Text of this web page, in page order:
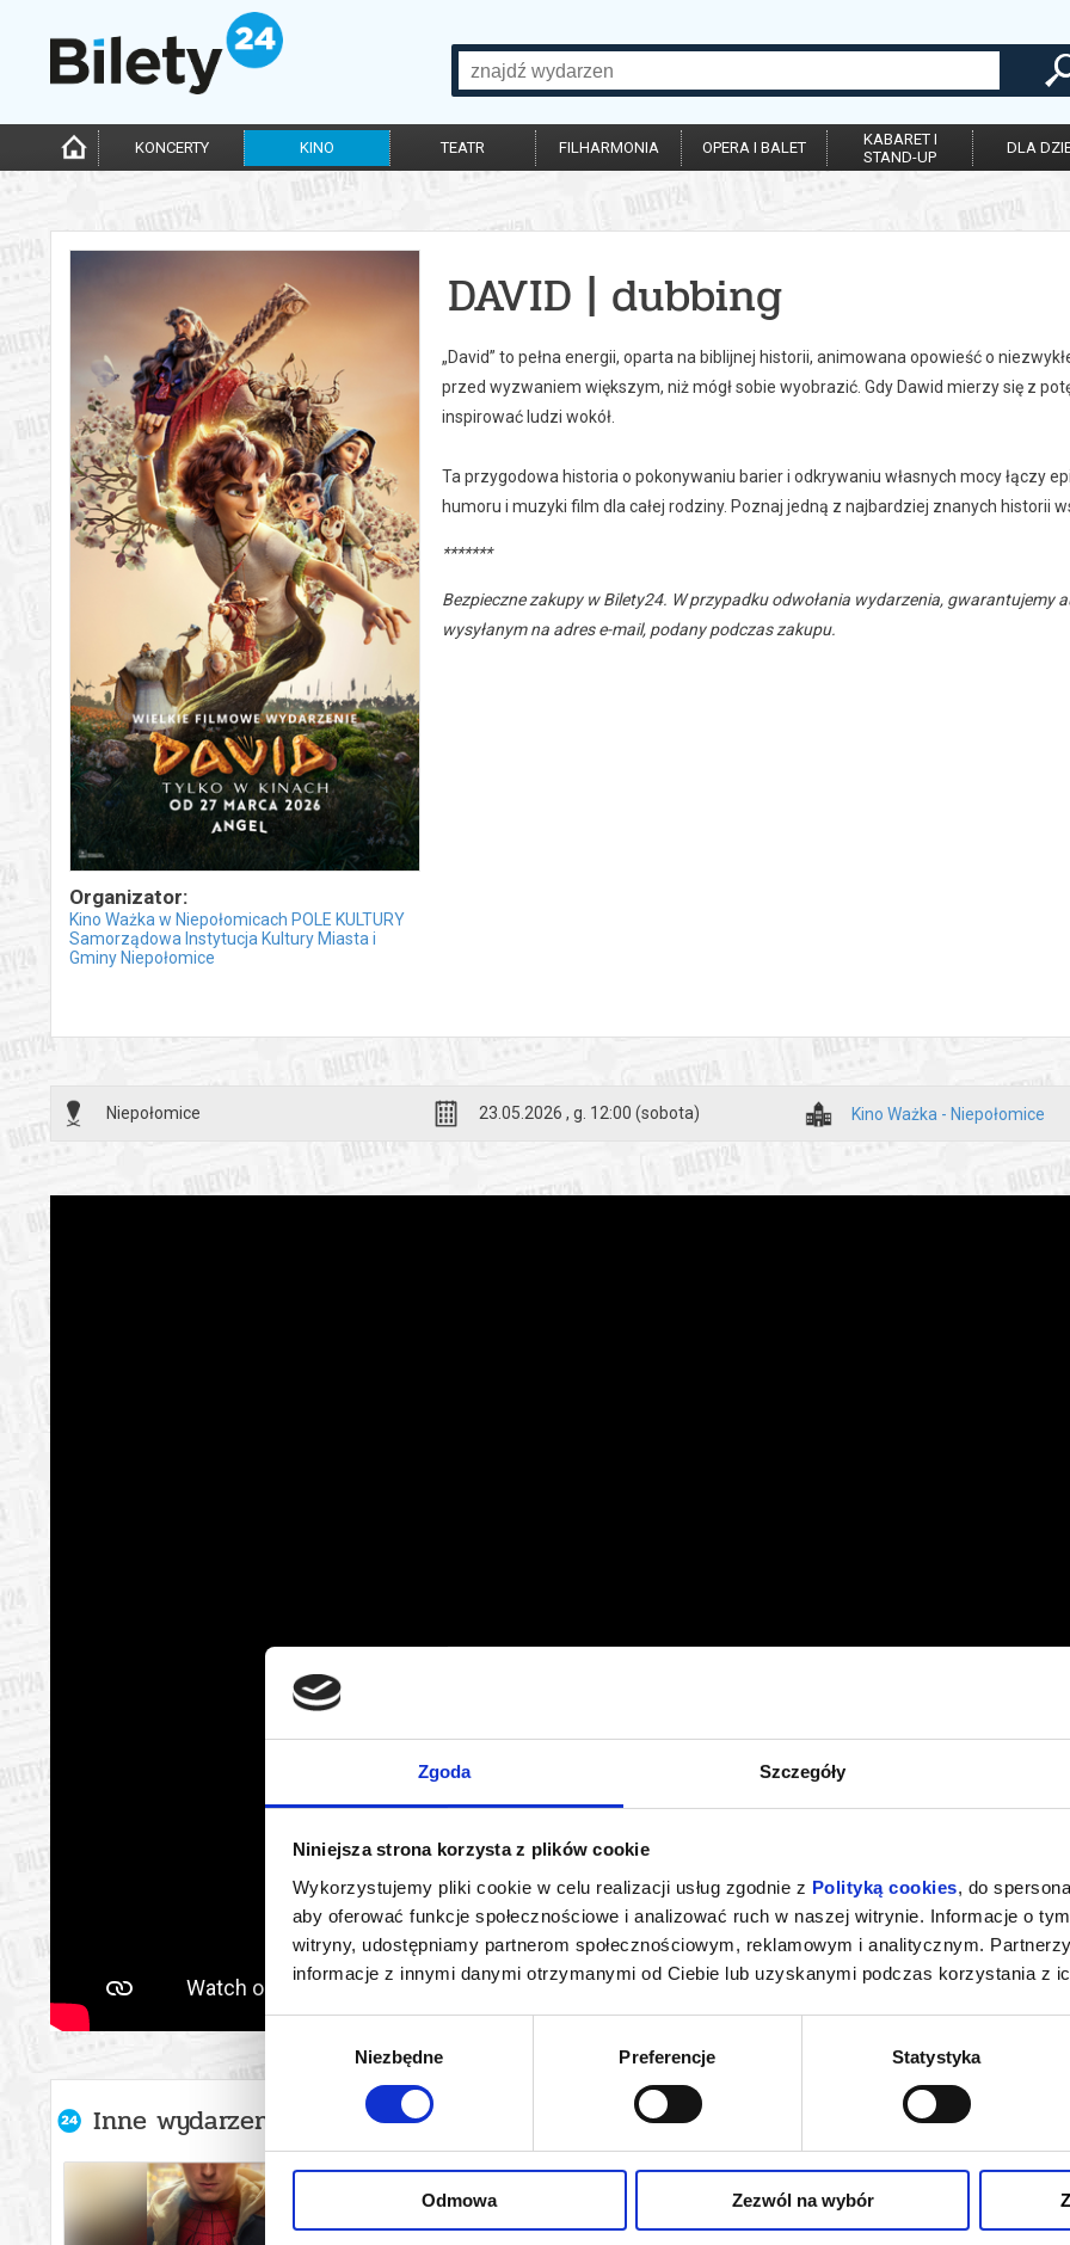
Zgoda Szczegóły
Niniejsza strona korzysta z plików cookie
Wykorzystujemy pliki cookie w celu realizacji usług zgodnie z Polityką cookies, do
aby oferować funkcje społecznościowe i analizować ruch w naszej witrynie. Informacje o
witryny, udostępniamy partnerom społecznościowym, reklamowym i analitycznym.
informacje z innymi danymi otrzymanymi od Ciebie lub uzyskanymi podczas korzystania z
Wybór
Niezbędne Preferencje Statystyka
Odmowa Zezwól na wybór
KONCERTY KINO TEATR FILHARMONIA OPERA I BALET
KABARET I
STAND-UP
DLA
Organizator:
Kino Ważka w Niepołomicach POLE KULTURY
Samorządowa Instytucja Kultury Miasta i
Gminy Niepołomice
DAVID | dubbing
„David” to pełna energii, oparta na biblijnej historii, animowana opowieść o
przed wyzwaniem większym, niż mógł sobie wyobrazić. Gdy Dawid mierzy się z
inspirować ludzi wokół.
Ta przygodowa historia o pokonywaniu barier i odkrywaniu własnych mocy łączy
humoru i muzyki film dla całej rodziny. Poznaj jedną z najbardziej znanych historii
*******
Bezpieczne zakupy w Bilety24. W przypadku odwołania wydarzenia,
wysyłanym na adres e-mail, podany podczas zakupu.
Niepołomice 23.05.2026 , g. 12:00 (sobota) Kino Ważka - Niepołomice
Inne wydarzenia organizatora